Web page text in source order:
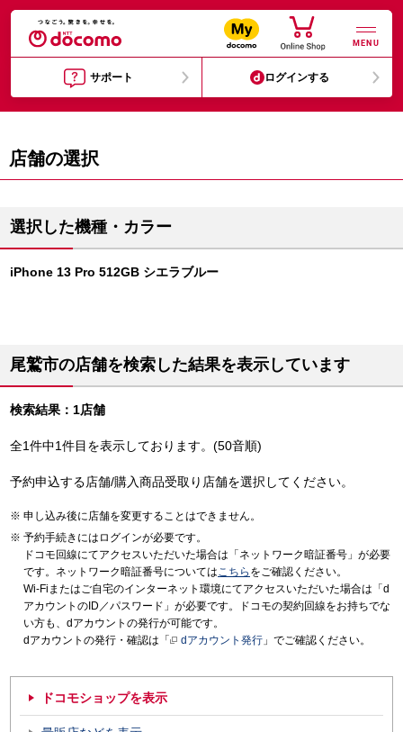
MENU
サポート ログインする
店舗の選択
選択した機種・カラー
iPhone 13 Pro 512GB シエラブルー
尾鷲市の店舗を検索した結果を表示しています
検索結果：1店舗
全1件中1件目を表示しております。(50音順)
予約申込する店舗/購入商品受取り店舗を選択してください。
申し込み後に店舗を変更することはできません。
予約手続きにはログインが必要です。
ドコモ回線にてアクセスいただいた場合は「ネットワーク暗証番号」が必要
です。ネットワーク暗証番号についてはこちら をご確認ください。
Wi-Fiまたはご自宅のインターネット環境にてアクセスいただいた場合は「d
アカウントのID／パスワード」が必要です。ドコモの契約回線をお持ちでな
い方も、dアカウントの発行が可能です。
dアカウントの発行・確認は「
dアカウント発行 」でご確認ください。
ドコモショップを表示